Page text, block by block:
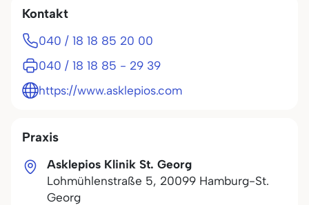
Praxis
Asklepios Klinik St. Georg
Lohmühlenstraße 5, 20099 Hamburg-St.
Georg
Kontakt
040 / 18 18 85 20 00
040 / 18 18 85 - 29 39
https://www.asklepios.com